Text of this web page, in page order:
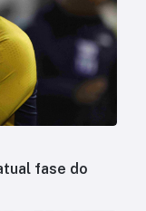
fase do